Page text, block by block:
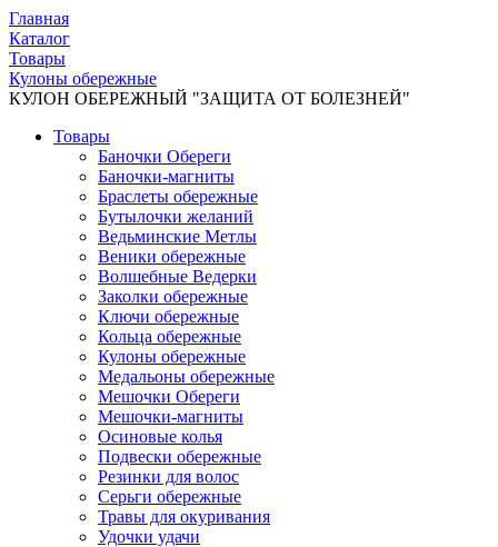
Главная
Каталог
Товары
Кулоны обережные
КУЛОН ОБЕРЕЖНЫЙ "ЗАЩИТА ОТ БОЛЕЗНЕЙ"
Товары
Баночки Обереги
Баночки-магниты
Браслеты обережные
Бутылочки желаний
Ведьминские Метлы
Веники обережные
Волшебные Ведерки
Заколки обережные
Ключи обережные
Кольца обережные
Кулоны обережные
Медальоны обережные
Мешочки Обереги
Мешочки-магниты
Осиновые колья
Подвески обережные
Резинки для волос
Серьги обережные
Травы для окуривания
Удочки удачи